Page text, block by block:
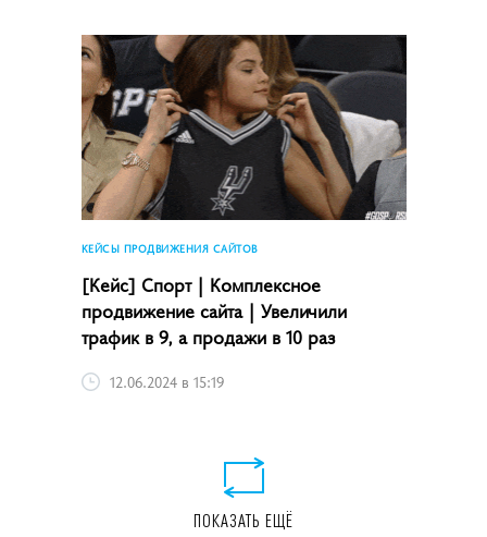
КЕЙСЫ ПРОДВИЖЕНИЯ САЙТОВ
[Кейс] Спорт | Комплексное
продвижение сайта | Увеличили
трафик в 9, а продажи в 10 раз
12.06.2024 в 15:19
ПОКАЗАТЬ ЕЩЁ